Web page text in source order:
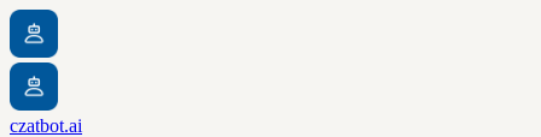
czatbot.ai